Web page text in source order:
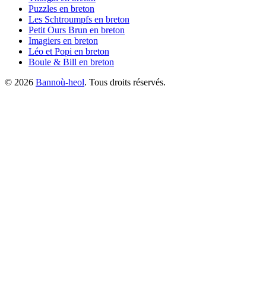
Puzzles en breton
Les Schtroumpfs en breton
Petit Ours Brun en breton
Imagiers en breton
Léo et Popi en breton
Boule & Bill en breton
© 2026 Bannoù-heol. Tous droits réservés.